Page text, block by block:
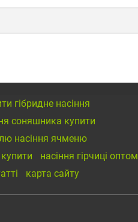
гібридне насіння
соняшника купити
насіння ячменю
насіння гірчиці оптом
карта сайту